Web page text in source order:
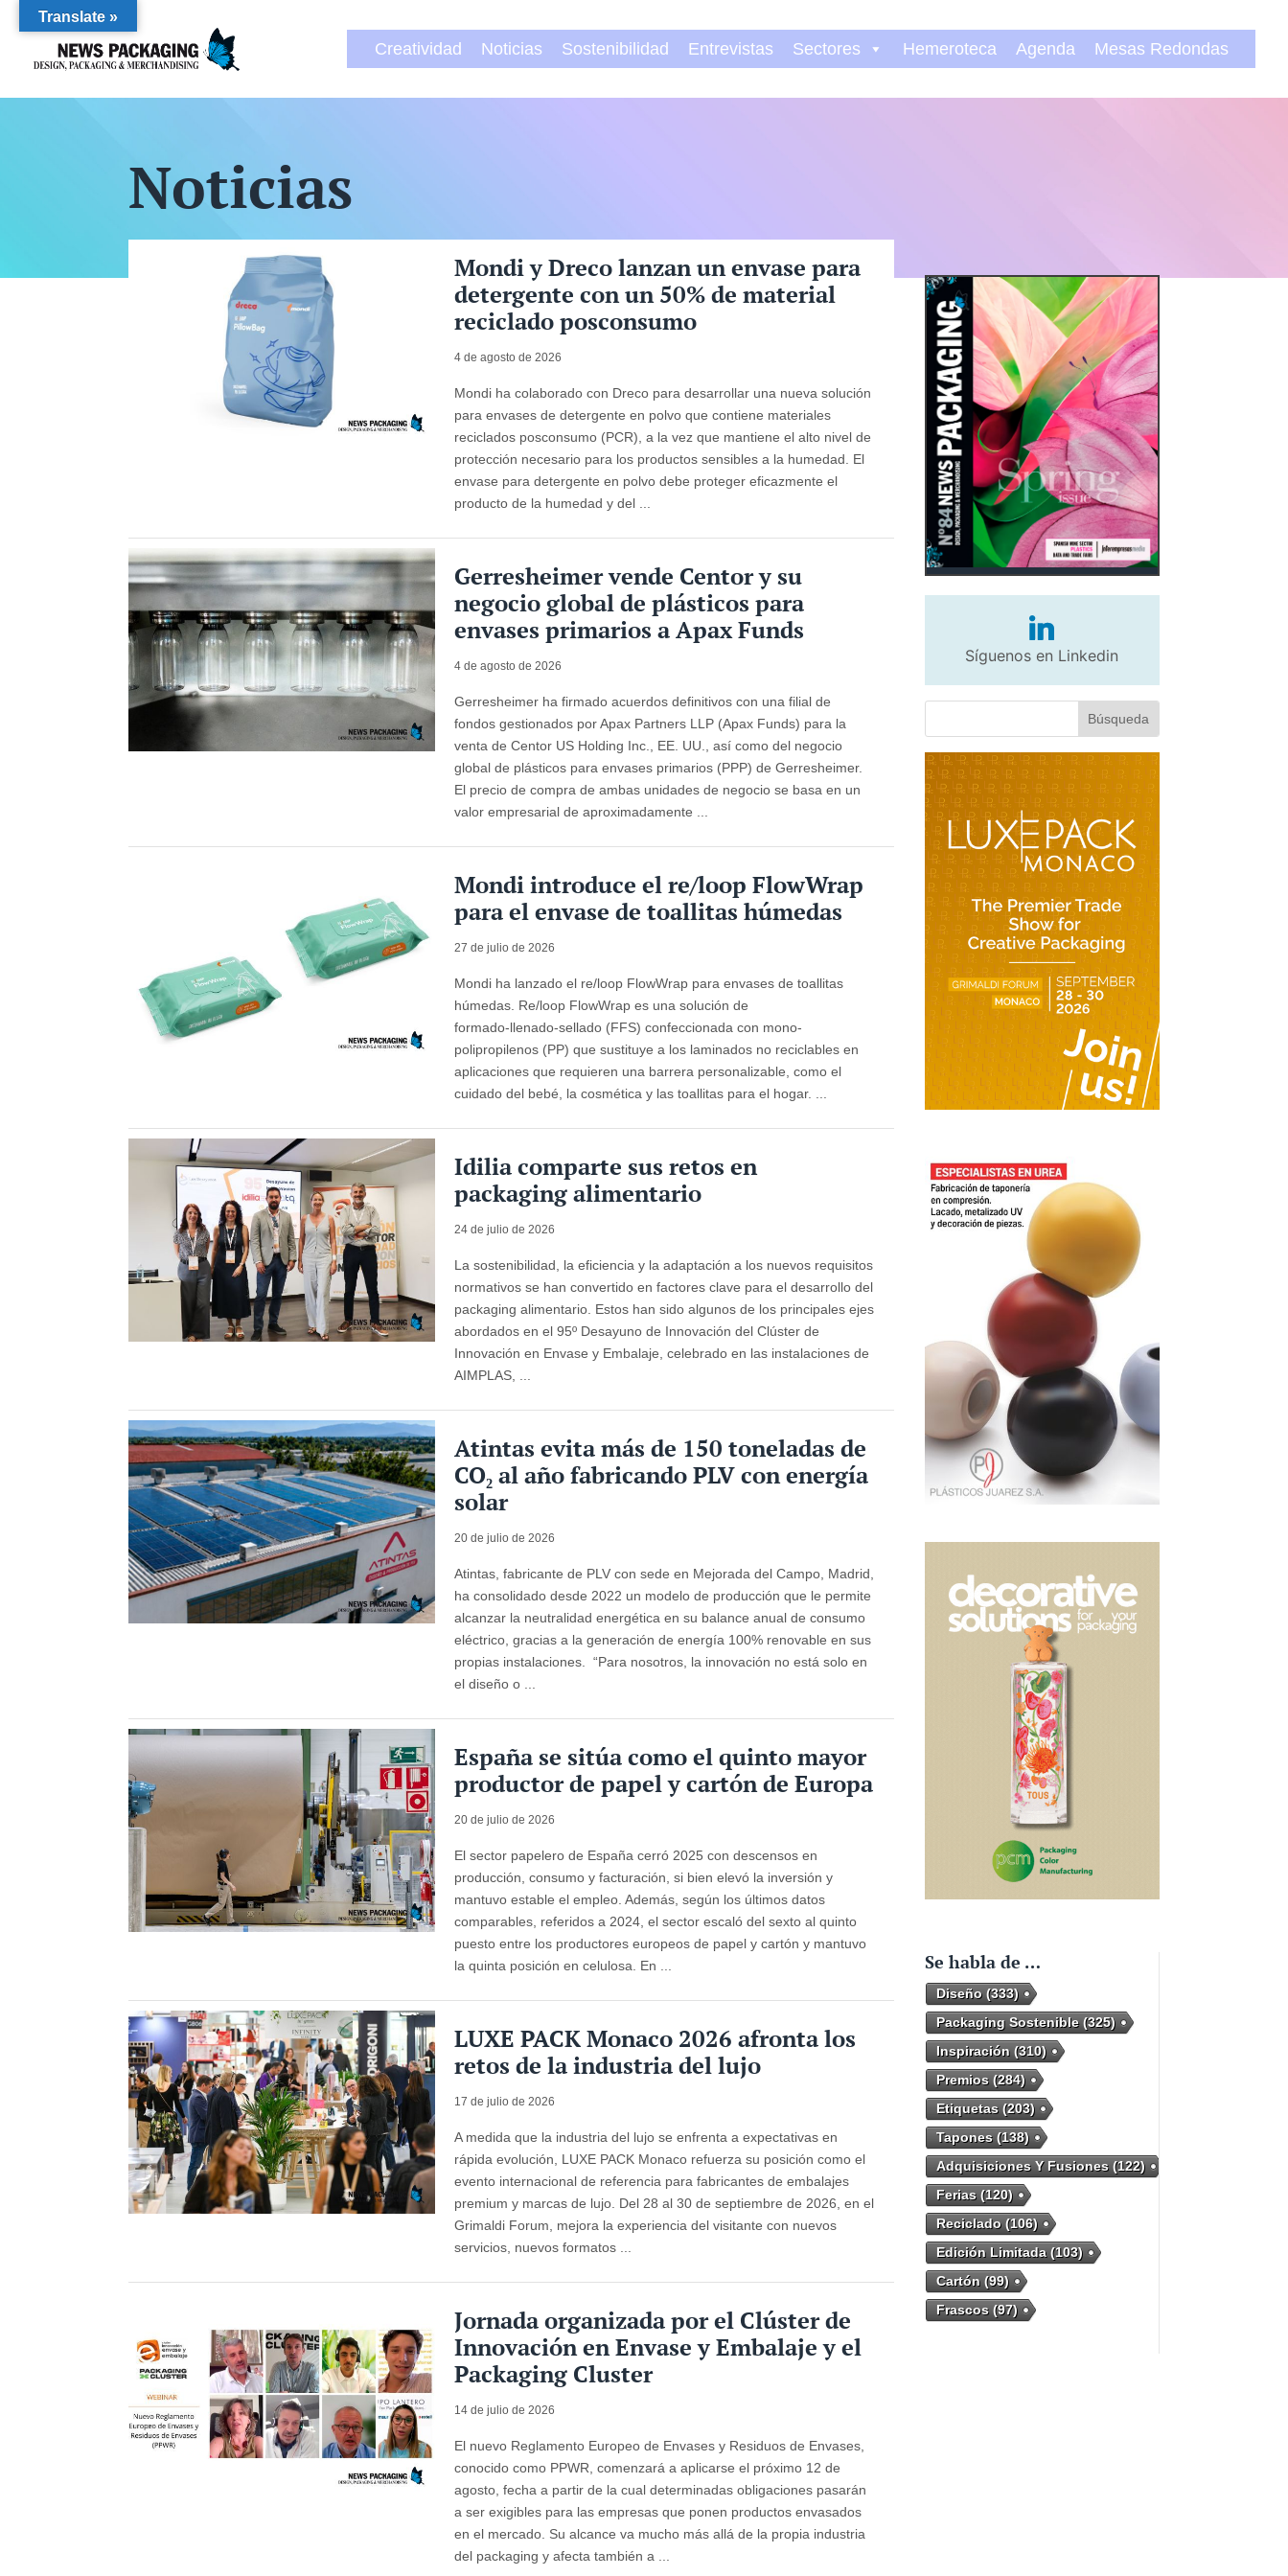
Creatividad Noticias Sostenibilidad Entrevistas Sectores Hemeroteca Agenda Mesas Redondas
Noticias
Mondi y Dreco lanzan un envase para
detergente con un 50% de material
reciclado posconsumo
4 de agosto de 2026
Mondi ha colaborado con Dreco para desarrollar una nueva solución
para envases de detergente en polvo que contiene materiales
reciclados posconsumo (PCR), a la vez que mantiene el alto nivel de
protección necesario para los productos sensibles a la humedad. El
envase para detergente en polvo debe proteger eficazmente el
producto de la humedad y del ...
Gerresheimer vende Centor y su
negocio global de plásticos para
envases primarios a Apax Funds
4 de agosto de 2026
Gerresheimer ha firmado acuerdos definitivos con una filial de
fondos gestionados por Apax Partners LLP (Apax Funds) para la
venta de Centor US Holding Inc., EE. UU., así como del negocio
global de plásticos para envases primarios (PPP) de Gerresheimer.
El precio de compra de ambas unidades de negocio se basa en un
valor empresarial de aproximadamente ...
Mondi introduce el re/loop FlowWrap
para el envase de toallitas húmedas
27 de julio de 2026
Mondi ha lanzado el re/loop FlowWrap para envases de toallitas
húmedas. Re/loop FlowWrap es una solución de
formado‑llenado‑sellado (FFS) confeccionada con mono-
polipropilenos (PP) que sustituye a los laminados no reciclables en
aplicaciones que requieren una barrera personalizable, como el
cuidado del bebé, la cosmética y las toallitas para el hogar. ...
Idilia comparte sus retos en
packaging alimentario
24 de julio de 2026
La sostenibilidad, la eficiencia y la adaptación a los nuevos requisitos
normativos se han convertido en factores clave para el desarrollo del
packaging alimentario. Estos han sido algunos de los principales ejes
abordados en el 95º Desayuno de Innovación del Clúster de
Innovación en Envase y Embalaje, celebrado en las instalaciones de
AIMPLAS, ...
Atintas evita más de 150 toneladas de
CO₂ al año fabricando PLV con energía
solar
20 de julio de 2026
Atintas, fabricante de PLV con sede en Mejorada del Campo, Madrid,
ha consolidado desde 2022 un modelo de producción que le permite
alcanzar la neutralidad energética en su balance anual de consumo
eléctrico, gracias a la generación de energía 100% renovable en sus
propias instalaciones. “Para nosotros, la innovación no está solo en
el diseño o ...
España se sitúa como el quinto mayor
productor de papel y cartón de Europa
20 de julio de 2026
El sector papelero de España cerró 2025 con descensos en
producción, consumo y facturación, si bien elevó la inversión y
mantuvo estable el empleo. Además, según los últimos datos
comparables, referidos a 2024, el sector escaló del sexto al quinto
puesto entre los productores europeos de papel y cartón y mantuvo
la quinta posición en celulosa. En ...
LUXE PACK Monaco 2026 afronta los
retos de la industria del lujo
17 de julio de 2026
A medida que la industria del lujo se enfrenta a expectativas en
rápida evolución, LUXE PACK Monaco refuerza su posición como el
evento internacional de referencia para fabricantes de embalajes
premium y marcas de lujo. Del 28 al 30 de septiembre de 2026, en el
Grimaldi Forum, mejora la experiencia del visitante con nuevos
servicios, nuevos formatos ...
Jornada organizada por el Clúster de
Innovación en Envase y Embalaje y el
Packaging Cluster
14 de julio de 2026
El nuevo Reglamento Europeo de Envases y Residuos de Envases,
conocido como PPWR, comenzará a aplicarse el próximo 12 de
agosto, fecha a partir de la cual determinadas obligaciones pasarán
a ser exigibles para las empresas que ponen productos envasados
en el mercado. Su alcance va mucho más allá de la propia industria
del packaging y afecta también a ...
Síguenos en Linkedin
Se habla de …
Diseño(333)
Packaging Sostenible(325)
Inspiración(310)
Premios(284)
Etiquetas(203)
Tapones(138)
Adquisiciones Y Fusiones(122)
Ferias(120)
Reciclado(106)
Edición Limitada(103)
Cartón(99)
Frascos(97)
Translate »